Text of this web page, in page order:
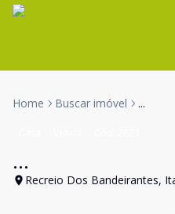
Home Buscar imóvel ...
...
Recreio Dos Bandeirantes,